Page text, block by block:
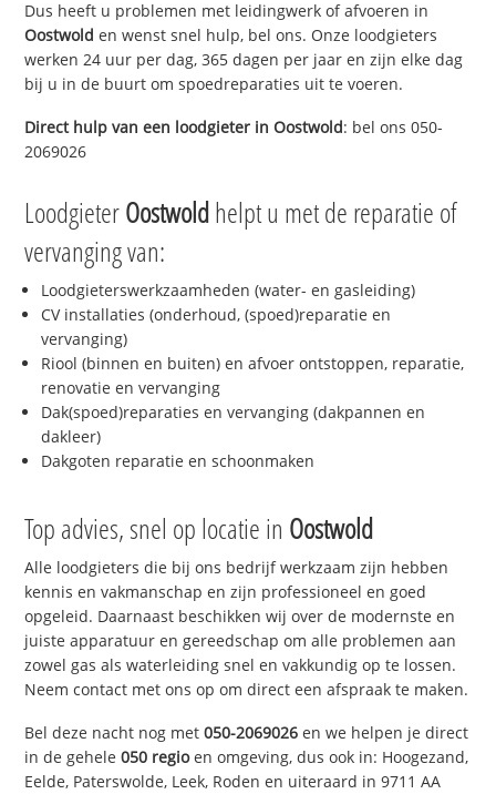
Dus heeft u problemen met leidingwerk of afvoeren in
Oostwold en wenst snel hulp, bel ons. Onze loodgieters
werken 24 uur per dag, 365 dagen per jaar en zijn elke dag
bij u in de buurt om spoedreparaties uit te voeren.
Direct hulp van een loodgieter inOostwold: bel ons 050-
2069026
LoodgieterOostwoldhelpt u met de reparatie of
vervanging van:
Loodgieterswerkzaamheden (water- en gasleiding)
CV installaties (onderhoud, (spoed)reparatie en
vervanging)
Riool (binnen en buiten) en afvoer ontstoppen, reparatie,
renovatie en vervanging
Dak(spoed)reparaties en vervanging (dakpannen en
dakleer)
Dakgoten reparatie en schoonmaken
Top advies, snel op locatie in Oostwold
Alle loodgieters die bij ons bedrijf werkzaam zijn hebben
kennis en vakmanschap en zijn professioneel en goed
opgeleid. Daarnaast beschikken wij over de modernste en
juiste apparatuur en gereedschap om alle problemen aan
zowel gas als waterleiding snel en vakkundig op te lossen.
Neem contact met ons op om direct een afspraak te maken.
Bel deze nacht nog met050-2069026 en we helpen je direct
in de gehele050 regioen omgeving, dus ook in: Hoogezand,
Eelde, Paterswolde, Leek, Roden en uiteraard in 9711 AA